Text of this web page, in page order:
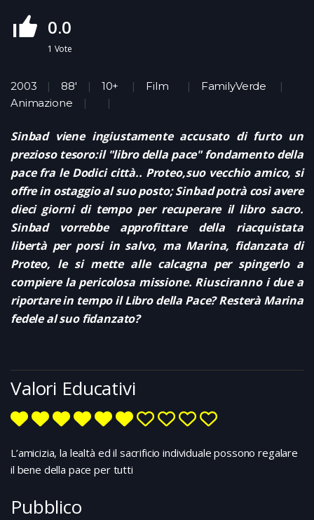
0.0
1 Vote
2003 88' 10+ Film
FamilyVerde
Animazione
Sinbad viene ingiustamente accusato di furto un
prezioso tesoro:il "libro della pace" fondamento della
pace fra le Dodici città.. Proteo,suo vecchio amico, si
offre in ostaggio al suo posto; Sinbad potrà così avere
dieci giorni di tempo per recuperare il libro sacro.
Sinbad vorrebbe approfittare della riacquistata
libertà per porsi in salvo, ma Marina, fidanzata di
Proteo, le si mette alle calcagna per spingerlo a
compiere la pericolosa missione. Riusciranno i due a
riportare in tempo il Libro della Pace? Resterà Marina
fedele al suo fidanzato?
Valori Educativi
L’amicizia, la lealtà ed il sacrificio individuale possono regalare
il bene della pace per tutti
Pubblico